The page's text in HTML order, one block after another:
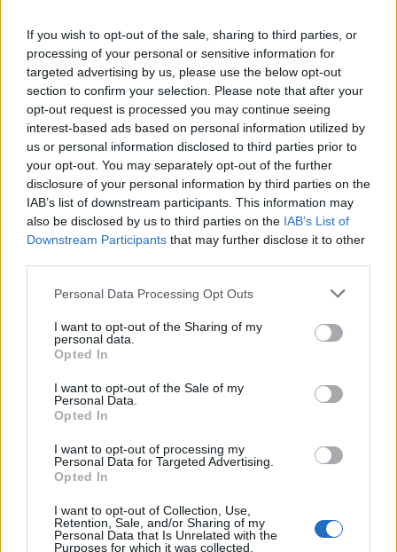
If you wish to opt-out of the sale, sharing to third parties, or
processing of your personal or sensitive information for
targeted advertising by us, please use the below opt-out
section to confirm your selection. Please note that after your
opt-out request is processed you may continue seeing
interest-based ads based on personal information utilized by
us or personal information disclosed to third parties prior to
your opt-out. You may separately opt-out of the further
disclosure of your personal information by third parties on the
IAB’s list of downstream participants. This information may
also be disclosed by us to third parties on the IAB’s List of
Downstream Participants that may further disclose it to other
Please note that this website/app uses one or more Google
not limited to your visit or usage behaviour. You may click to
grant or deny consent to Google and its third-party tags to
use your data for below specified purposes in below Google
consent section.
Personal Data Processing Opt Outs
I want to opt-out of the Sharing of my
personal data.
Opted In
I want to opt-out of the Sale of my
Personal Data.
Opted In
I want to opt-out of processing my
Personal Data for Targeted Advertising.
Opted In
I want to opt-out of Collection, Use,
Retention, Sale, and/or Sharing of my
Personal Data that Is Unrelated with the
Purposes for which it was collected.
Su WhatsApp al numero +39
345 356 7512
Notizie in tempo reale?
Entra nel canale telegram di
GalluraOggi.it
Ricevi le nostre ultime news
daGoogle News
Condividi l'articolo
F
a
ce
b
T
w
it
te
Pi
n
te
re
W
h
at
s
S
h
a
re
Articolo precedente
Prossimo articolo